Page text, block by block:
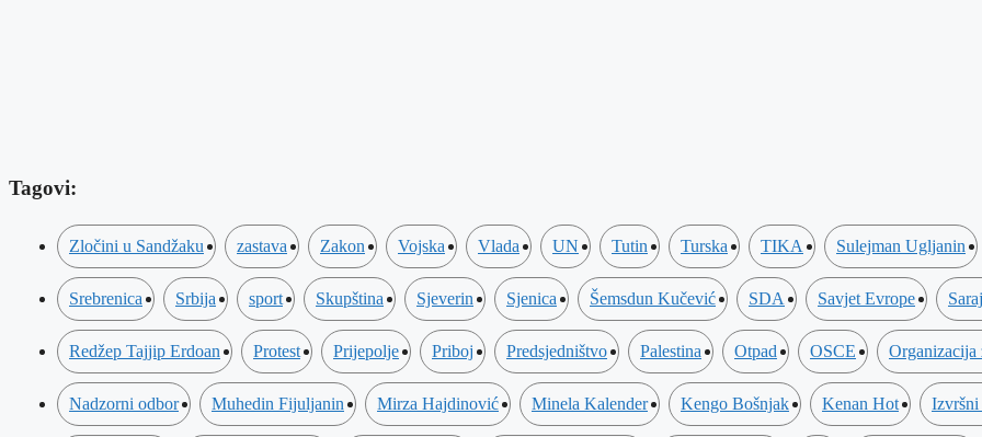
Tagovi:
Zločini u Sandžaku zastava Zakon Vojska Vlada UN Tutin Turska TIKA Sulejman Ugljanin
Srebrenica Srbija sport Skupština Sjeverin Sjenica Šemsdun Kučević SDA Savjet Evrope
Redžep Tajjip Erdoan Protest Prijepolje Priboj Predsjedništvo Palestina Otpad OSCE Organizacija
Nadzorni odbor Muhedin Fijuljanin Mirza Hajdinović Minela Kalender Kengo Bošnjak Kenan Hot Izvršni